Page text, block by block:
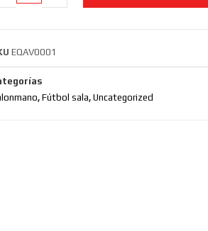
EQAV0001
, Fútbol sala, Uncategorized